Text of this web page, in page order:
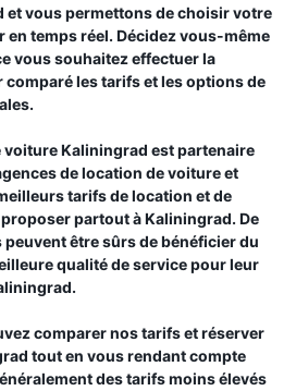
et vous permettons de choisir votre
en temps réel. Décidez vous-même
vous souhaitez effectuer la
les tarifs et les options de
voitureKaliningrad est partenaire
de location de voiture et
tarifs de location et de
partout àKaliningrad. De
être sûrs de bénéficier du
qualité de service pour leur
.
comparer nos tarifs et réserver
tout en vous rendant compte
des tarifs moins élevés